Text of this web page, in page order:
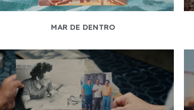
MAR DE DENTRO